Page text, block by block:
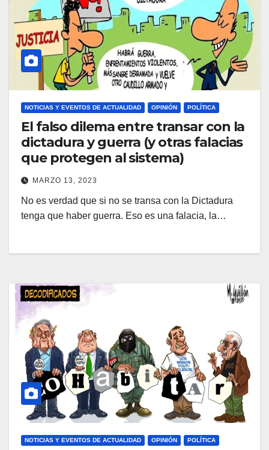
NOTICIAS Y EVENTOS DE ACTUALIDAD OPINIÓN POLÍTICA
El falso dilema entre transar con la
dictadura y guerra (y otras falacias
que protegen al sistema)
MARZO 13, 2023
No es verdad que si no se transa con la Dictadura
tenga que haber guerra. Eso es una falacia, la…
NOTICIAS Y EVENTOS DE ACTUALIDAD OPINIÓN POLÍTICA